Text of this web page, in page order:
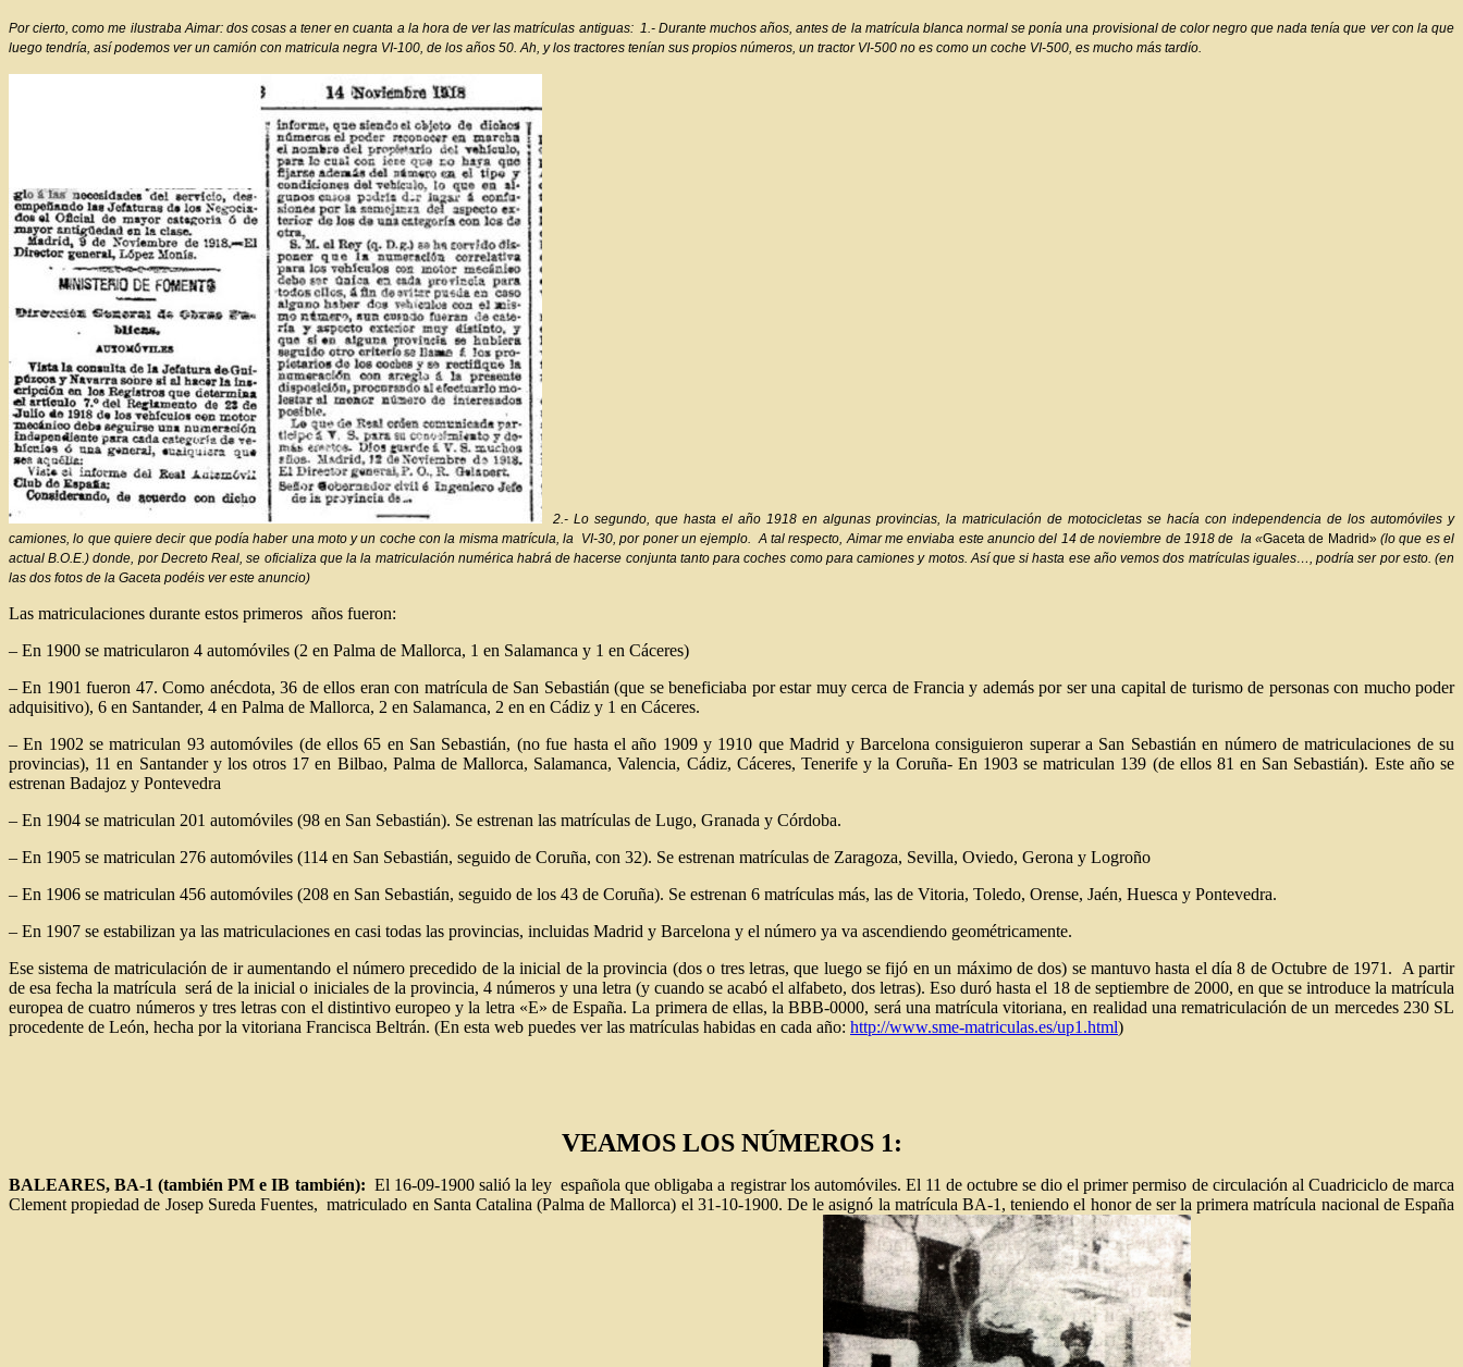
Por cierto, como me ilustraba Aimar: dos cosas a tener en cuanta a la hora de ver las matrículas antiguas: 1.- Durante muchos años, antes de la matrícula blanca normal se ponía una provisional de color negro que nada tenía que ver con la que
luego tendría, así podemos ver un camión con matricula negra VI-100, de los años 50. Ah, y los tractores tenían sus propios números, un tractor VI-500 no es como un coche VI-500, es mucho más tardío.
2.- Lo segundo, que hasta el año 1918 en algunas provincias, la matriculación de motocicletas se hacía con independencia de los automóviles y
camiones, lo que quiere decir que podía haber una moto y un coche con la misma matrícula, la VI-30, por poner un ejemplo. A tal respecto, Aimar me enviaba este anuncio del 14 de noviembre de 1918 de la «Gaceta de Madrid»(lo que es el
actual B.O.E.) donde, por Decreto Real, se oficializa que la la matriculación numérica habrá de hacerse conjunta tanto para coches como para camiones y motos. Así que si hasta ese año vemos dos matrículas iguales…, podría ser por esto. (en
las dos fotos de la Gaceta podéis ver este anuncio)
Las matriculaciones durante estos primeros años fueron:
– En 1900 se matricularon 4 automóviles (2 en Palma de Mallorca, 1 en Salamanca y 1 en Cáceres)
– En 1901 fueron 47. Como anécdota, 36 de ellos eran con matrícula de San Sebastián (que se beneficiaba por estar muy cerca de Francia y además por ser una capital de turismo de personas con mucho poder
adquisitivo), 6 en Santander, 4 en Palma de Mallorca, 2 en Salamanca, 2 en en Cádiz y 1 en Cáceres.
– En 1902 se matriculan 93 automóviles (de ellos 65 en San Sebastián, (no fue hasta el año 1909 y 1910 que Madrid y Barcelona consiguieron superar a San Sebastián en número de matriculaciones de su
provincias), 11 en Santander y los otros 17 en Bilbao, Palma de Mallorca, Salamanca, Valencia, Cádiz, Cáceres, Tenerife y la Coruña- En 1903 se matriculan 139 (de ellos 81 en San Sebastián). Este año se
estrenan Badajoz y Pontevedra
– En 1904 se matriculan 201 automóviles (98 en San Sebastián). Se estrenan las matrículas de Lugo, Granada y Córdoba.
– En 1905 se matriculan 276 automóviles (114 en San Sebastián, seguido de Coruña, con 32). Se estrenan matrículas de Zaragoza, Sevilla, Oviedo, Gerona y Logroño
– En 1906 se matriculan 456 automóviles (208 en San Sebastián, seguido de los 43 de Coruña). Se estrenan 6 matrículas más, las de Vitoria, Toledo, Orense, Jaén, Huesca y Pontevedra.
– En 1907 se estabilizan ya las matriculaciones en casi todas las provincias, incluidas Madrid y Barcelona y el número ya va ascendiendo geométricamente.
Ese sistema de matriculación de ir aumentando el número precedido de la inicial de la provincia (dos o tres letras, que luego se fijó en un máximo de dos) se mantuvo hasta el día 8 de Octubre de 1971. A partir
de esa fecha la matrícula será de la inicial o iniciales de la provincia, 4 números y una letra (y cuando se acabó el alfabeto, dos letras). Eso duró hasta el 18 de septiembre de 2000, en que se introduce la matrícula
europea de cuatro números y tres letras con el distintivo europeo y la letra «E» de España. La primera de ellas, la BBB-0000, será una matrícula vitoriana, en realidad una rematriculación de un mercedes 230 SL
procedente de León, hecha por la vitoriana Francisca Beltrán. (En esta web puedes ver las matrículas habidas en cada año: http://www.sme-matriculas.es/up1.html)
VEAMOS LOS NÚMEROS 1:
BALEARES, BA-1 (también PM e IB también): El 16-09-1900 salió la ley española que obligaba a registrar los automóviles. El 11 de octubre se dio el primer permiso de circulación al Cuadriciclo de marca
Clement propiedad de Josep Sureda Fuentes, matriculado en Santa Catalina (Palma de Mallorca) el 31-10-1900. De le asignó la matrícula BA-1, teniendo el honor de ser la primera matrícula nacional de España